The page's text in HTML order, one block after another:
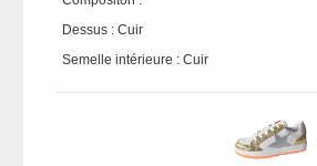
Dessus : Cuir
Semelle intérieure : Cuir